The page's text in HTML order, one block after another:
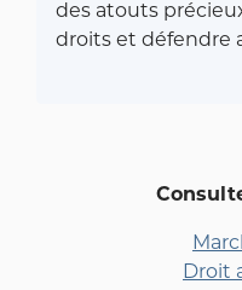
des atouts
droits et défendre
Droit